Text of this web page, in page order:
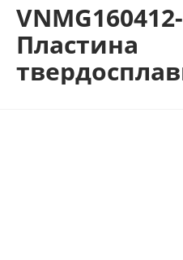
Пластина